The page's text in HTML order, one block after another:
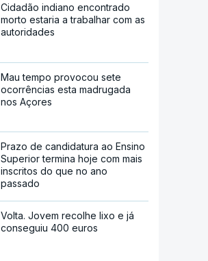
Cidadão indiano encontrado
morto estaria a trabalhar com as
autoridades
Mau tempo provocou sete
ocorrências esta madrugada
nos Açores
Prazo de candidatura ao Ensino
Superior termina hoje com mais
inscritos do que no ano
passado
Volta. Jovem recolhe lixo e já
conseguiu 400 euros